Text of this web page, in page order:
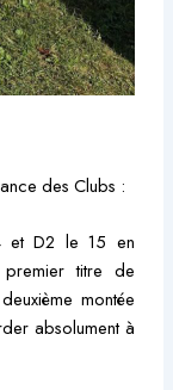
des Clubs :
et D2 le 15 en
titre de
montée
absolument à